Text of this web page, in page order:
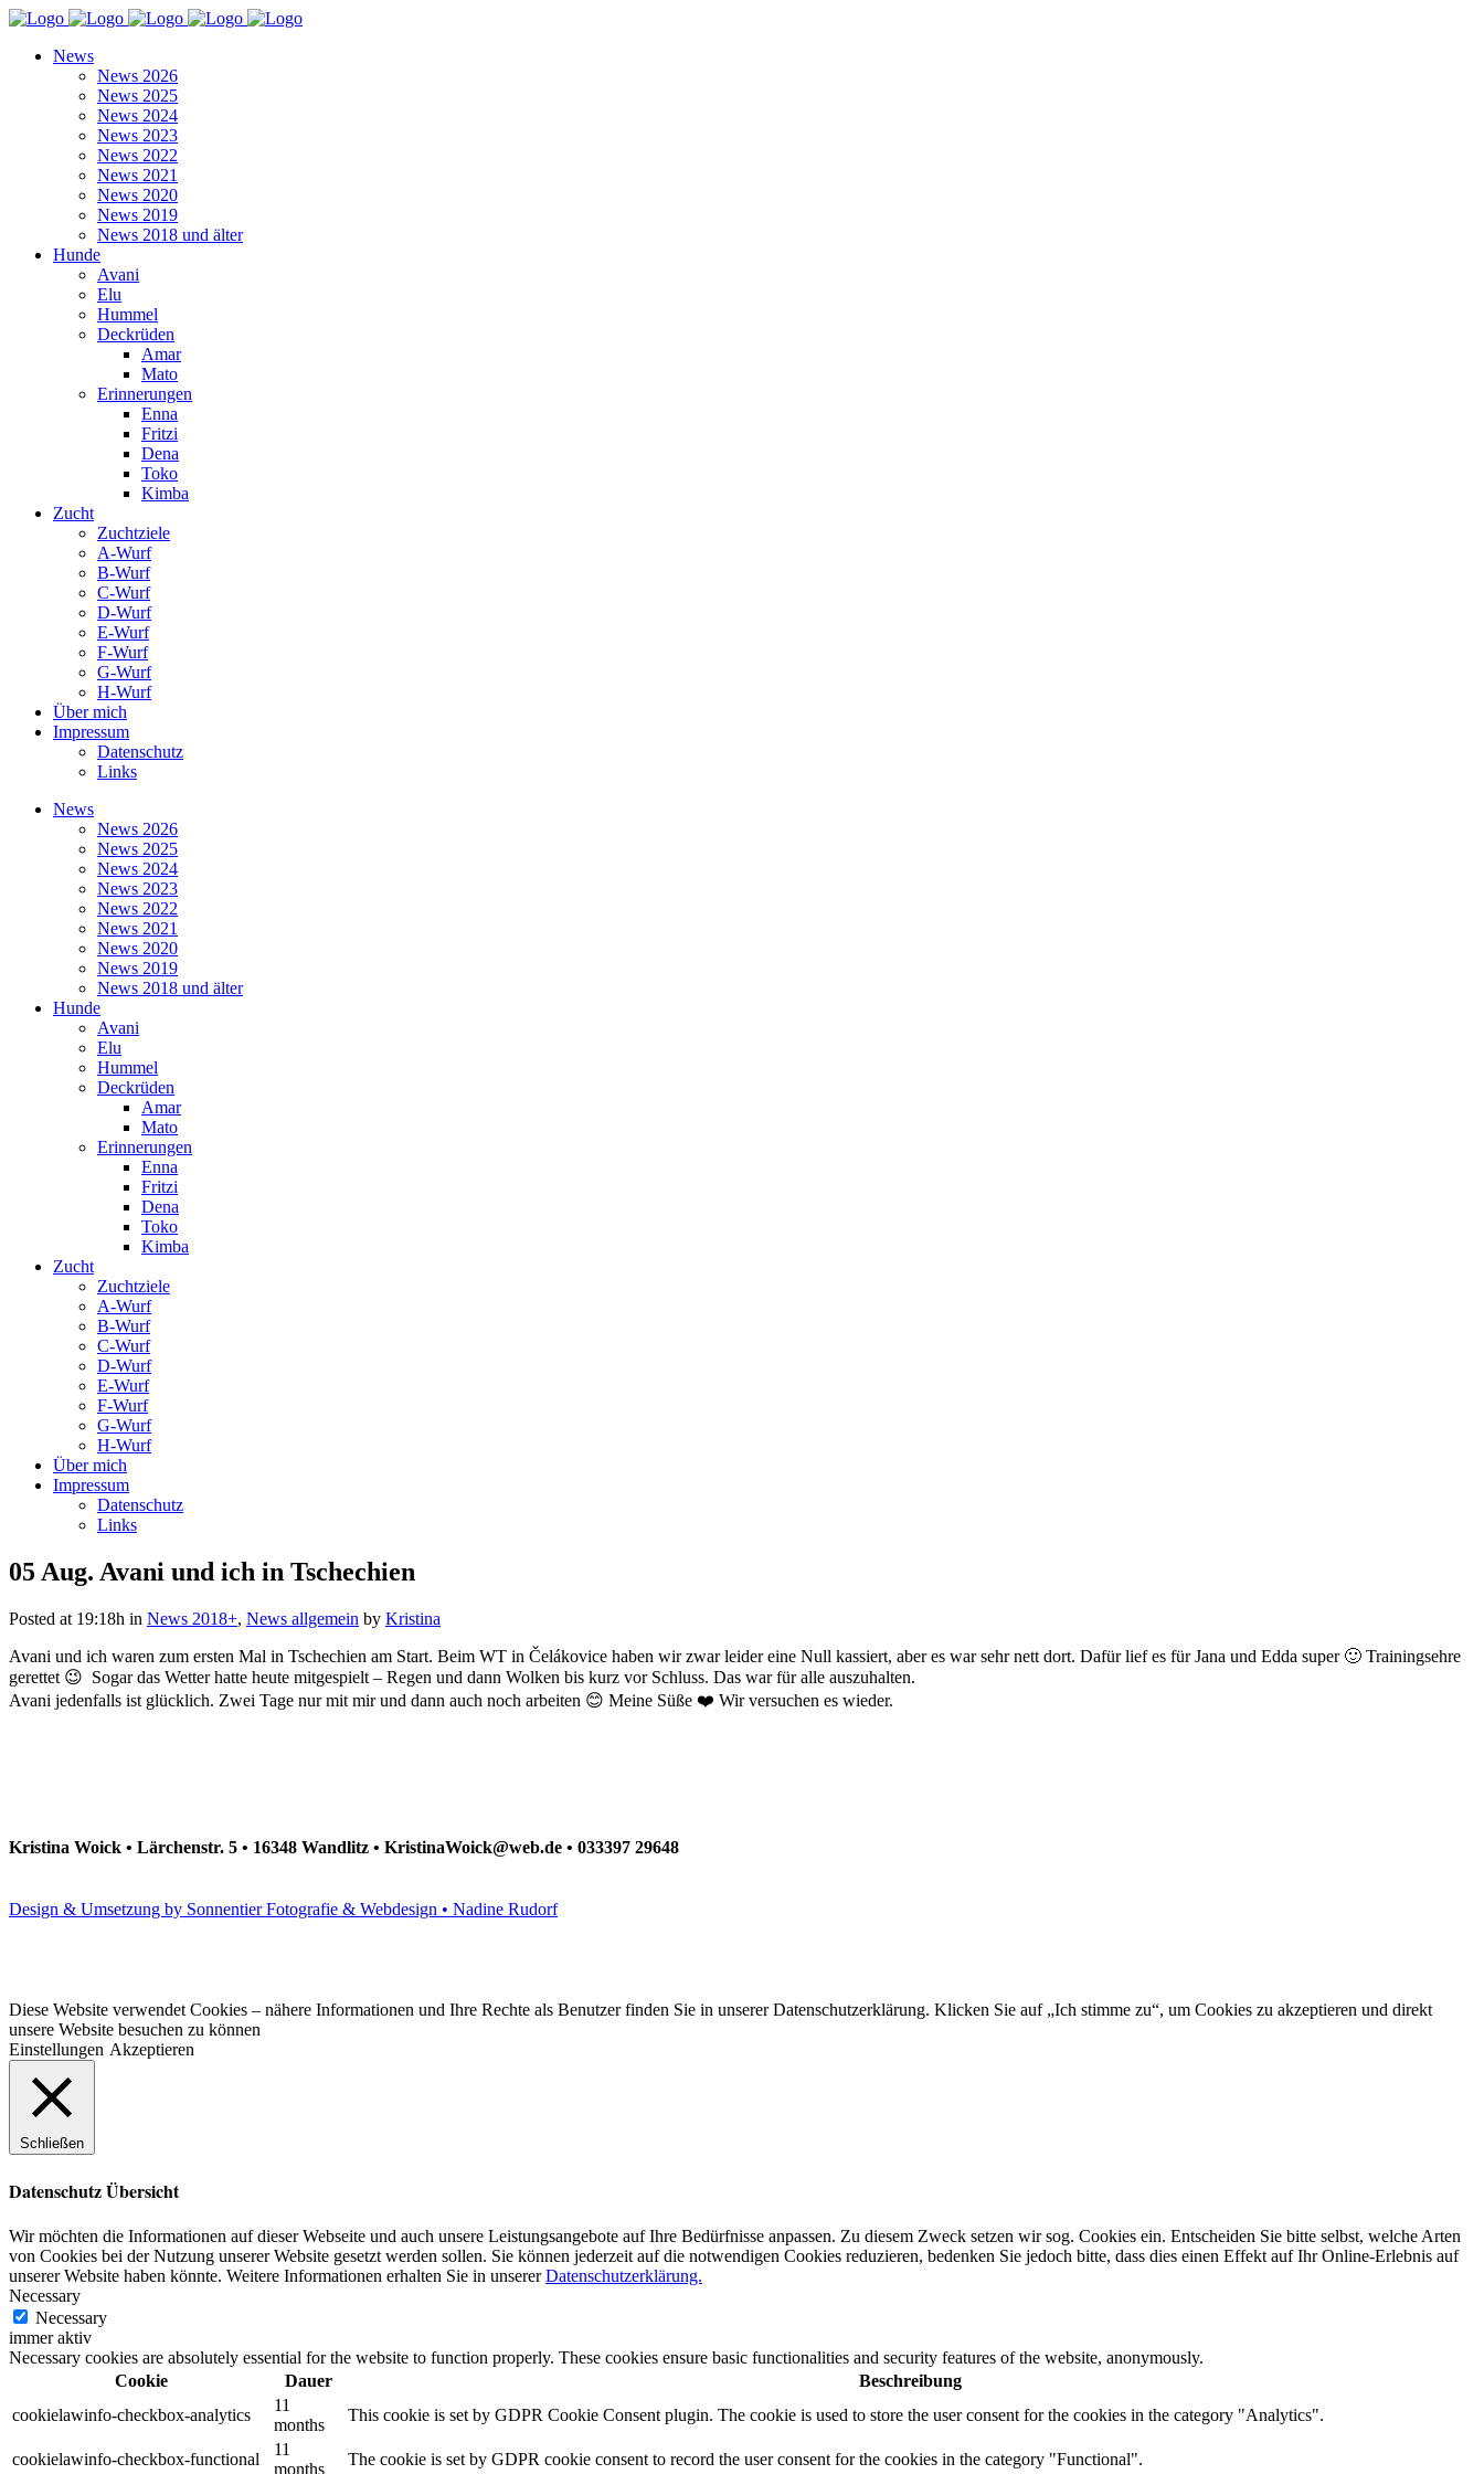
News
News 2026
News 2025
News 2024
News 2023
News 2022
News 2021
News 2020
News 2019
News 2018 und älter
Hunde
Avani
Elu
Hummel
Deckrüden
Amar
Mato
Erinnerungen
Enna
Fritzi
Dena
Toko
Kimba
Zucht
Zuchtziele
A-Wurf
B-Wurf
C-Wurf
D-Wurf
E-Wurf
F-Wurf
G-Wurf
H-Wurf
Über mich
Impressum
Datenschutz
Links
News
News 2026
News 2025
News 2024
News 2023
News 2022
News 2021
News 2020
News 2019
News 2018 und älter
Hunde
Avani
Elu
Hummel
Deckrüden
Amar
Mato
Erinnerungen
Enna
Fritzi
Dena
Toko
Kimba
Zucht
Zuchtziele
A-Wurf
B-Wurf
C-Wurf
D-Wurf
E-Wurf
F-Wurf
G-Wurf
H-Wurf
Über mich
Impressum
Datenschutz
Links
05 Aug. Avani und ich in Tschechien
Posted at 19:18h in News 2018+, News allgemein by Kristina
Avani und ich waren zum ersten Mal in Tschechien am Start. Beim WT in Čelákovice haben wir zwar leider eine Null kassiert, aber es war sehr nett dort. Dafür lief es für Jana und Edda super 🙂 Trainingsehre
gerettet 😉 Sogar das Wetter hatte heute mitgespielt – Regen und dann Wolken bis kurz vor Schluss. Das war für alle auszuhalten.
Avani jedenfalls ist glücklich. Zwei Tage nur mit mir und dann auch noch arbeiten 😊 Meine Süße ❤️ Wir versuchen es wieder.
Kristina Woick • Lärchenstr. 5 • 16348 Wandlitz • KristinaWoick@web.de • 033397 29648
Design & Umsetzung by Sonnentier Fotografie & Webdesign • Nadine Rudorf
Diese Website verwendet Cookies – nähere Informationen und Ihre Rechte als Benutzer finden Sie in unserer Datenschutzerklärung. Klicken Sie auf „Ich stimme zu“, um Cookies zu akzeptieren und direkt
unsere Website besuchen zu können
Einstellungen Akzeptieren
Schließen
Datenschutz Übersicht
Wir möchten die Informationen auf dieser Webseite und auch unsere Leistungsangebote auf Ihre Bedürfnisse anpassen. Zu diesem Zweck setzen wir sog. Cookies ein. Entscheiden Sie bitte selbst, welche Arten
von Cookies bei der Nutzung unserer Website gesetzt werden sollen. Sie können jederzeit auf die notwendigen Cookies reduzieren, bedenken Sie jedoch bitte, dass dies einen Effekt auf Ihr Online-Erlebnis auf
unserer Website haben könnte. Weitere Informationen erhalten Sie in unsererDatenschutzerklärung.
Necessary
Necessary
immer aktiv
Necessary cookies are absolutely essential for the website to function properly. These cookies ensure basic functionalities and security features of the website, anonymously.
Cookie
Dauer
Beschreibung
cookielawinfo-checkbox-analytics
11
months
This cookie is set by GDPR Cookie Consent plugin. The cookie is used to store the user consent for the cookies in the category "Analytics".
cookielawinfo-checkbox-functional
11
months
The cookie is set by GDPR cookie consent to record the user consent for the cookies in the category "Functional".